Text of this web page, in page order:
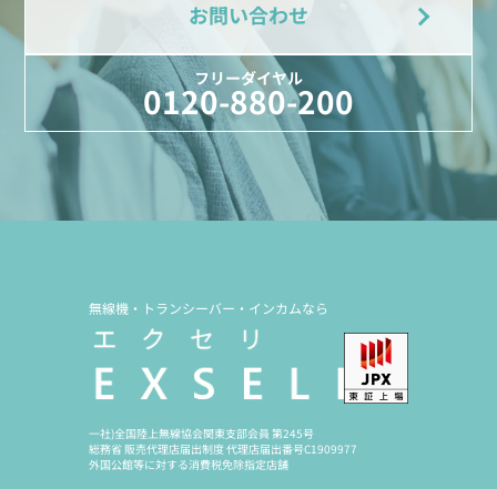
お問い合わせ
フリーダイヤル
0120-880-200
無線機・トランシーバー・インカムなら
一社)全国陸上無線協会関東支部会員 第245号
総務省 販売代理店届出制度 代理店届出番号C1909977
外国公館等に対する消費税免除指定店舗